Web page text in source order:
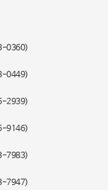
0360)
0449)
2939)
9146)
7983)
7947)